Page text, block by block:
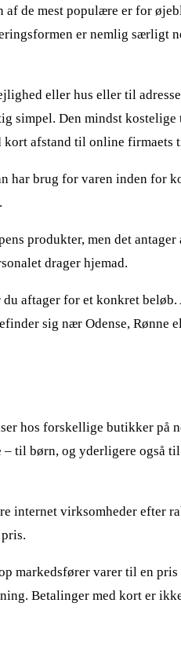
de mest populære er for
er nemlig særligt
eller hus eller til
simpel. Den mindst
kort afstand til online firmaets
brug for varen inden for
produkter, men det
drager hjemad.
aftager for et konkret
sig nær Odense, Rønne
hos forskellige butikker på
til børn, og yderligere også
virksomheder efter
markedsfører varer til en
Betalinger med kort er